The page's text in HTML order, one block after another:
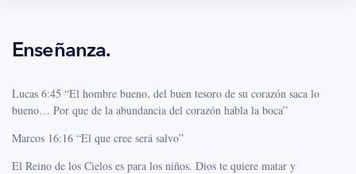
Enseñanza.
Lucas 6:45 “El hombre bueno, del buen tesoro de su corazón saca lo
bueno… Por que de la abundancia del corazón habla la boca”
Marcos 16:16 “El que cree será salvo”
El Reino de los Cielos es para los niños. Dios te quiere matar y